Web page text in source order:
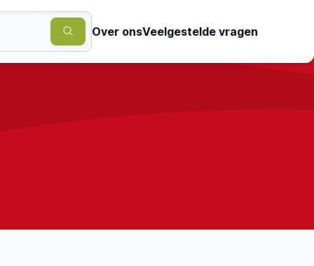
Over onsVeelgestelde vragen